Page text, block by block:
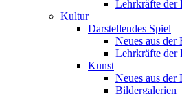
Lehrkräfte der
Kultur
Darstellendes Spiel
Neues aus der
Lehrkräfte der
Kunst
Neues aus der
Bildergalerien